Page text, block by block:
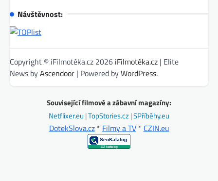
Návštěvnost:
Copyright © iFilmotéka.cz 2026 iFilmotéka.cz | Elite
News byAscendoor | Powered byWordPress.
Související filmové a zábavní magazíny:
Netflixer.eu |TopStories.cz|SPříběhy.eu
DotekSlova.cz* Filmy a TV* CZIN.eu